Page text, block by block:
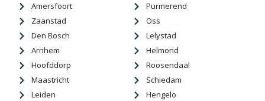
Amersfoort
Zaanstad
Den Bosch
Arnhem
Hoofddorp
Maastricht
Leiden
Purmerend
Oss
Lelystad
Helmond
Roosendaal
Schiedam
Hengelo